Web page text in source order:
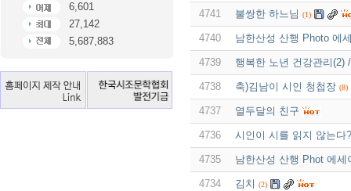
6,601
27,142
5,687,883
4741 불쌍한 하느님 (1)
4740 남한산성 산행 Photo 에
4739 행복한 노년 건강관리(2)
4738 축)김남이 시인 청첩장 (8)
4737 열두달의 친구
4736 시인이 시를 읽지 않는다?
4735 남한산성 산행 Phot 에세
4734 김치 (2)